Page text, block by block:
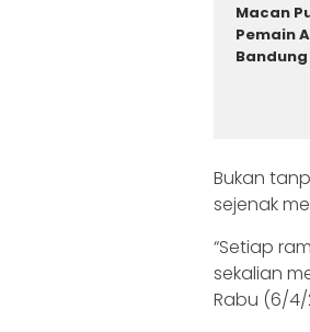
Macan
Pemain
Bandung
Bukan
sejenak
“Setiap
sekalian
Rabu (6/4/